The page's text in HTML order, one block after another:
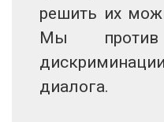
решить их
Мы против
диалога.